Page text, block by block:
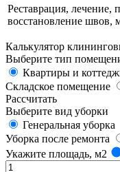
Реставрация, лечение,
восстановление швов,
Калькулятор
Выберите тип
Квартиры и
Складское помещение
Рассчитать
Выберите вид уборки
Генеральная уборка
Уборка после ремонта
Укажите площадь, м2